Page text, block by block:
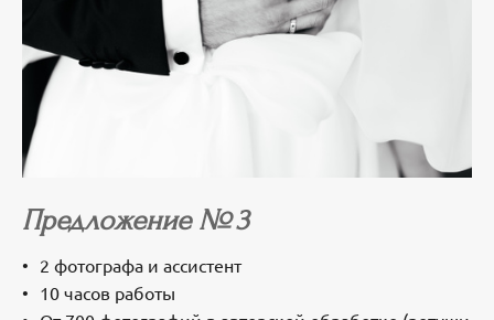
Предложение № 3
2 фотографа и ассистент
10 часов работы